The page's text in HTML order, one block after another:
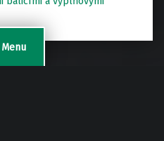
Menu